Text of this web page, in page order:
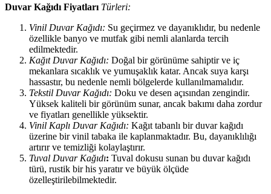
Duvar Kağıdı Fiyatları Türleri:
Vinil Duvar Kağıdı: Su geçirmez ve dayanıklıdır, bu nedenle
özellikle banyo ve mutfak gibi nemli alanlarda tercih
edilmektedir.
Kağıt Duvar Kağıdı: Doğal bir görünüme sahiptir ve iç
mekanlara sıcaklık ve yumuşaklık katar. Ancak suya karşı
hassastır, bu nedenle nemli bölgelerde kullanılmamalıdır.
Tekstil Duvar Kağıdı: Doku ve desen açısından zengindir.
Yüksek kaliteli bir görünüm sunar, ancak bakımı daha zordur
ve fiyatları genellikle yüksektir.
Vinil Kaplı Duvar Kağıdı: Kağıt tabanlı bir duvar kağıdı
üzerine bir vinil tabaka ile kaplanmaktadır. Bu, dayanıklılığı
artırır ve temizliği kolaylaştırır.
Tuval Duvar Kağıdı: Tuval dokusu sunan bu duvar kağıdı
türü, rustik bir his yaratır ve büyük ölçüde
özelleştirilebilmektedir.